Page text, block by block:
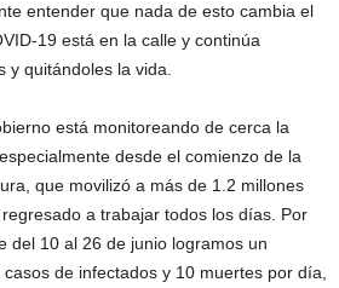
entender que nada de esto cambia el
19 está en la calle y continúa
y quitándoles la vida.
está monitoreando de cerca la
desde el comienzo de la
que movilizó a más de 1.2 millones
a trabajar todos los días. Por
del 10 al 26 de junio logramos un
de infectados y 10 muertes por día,